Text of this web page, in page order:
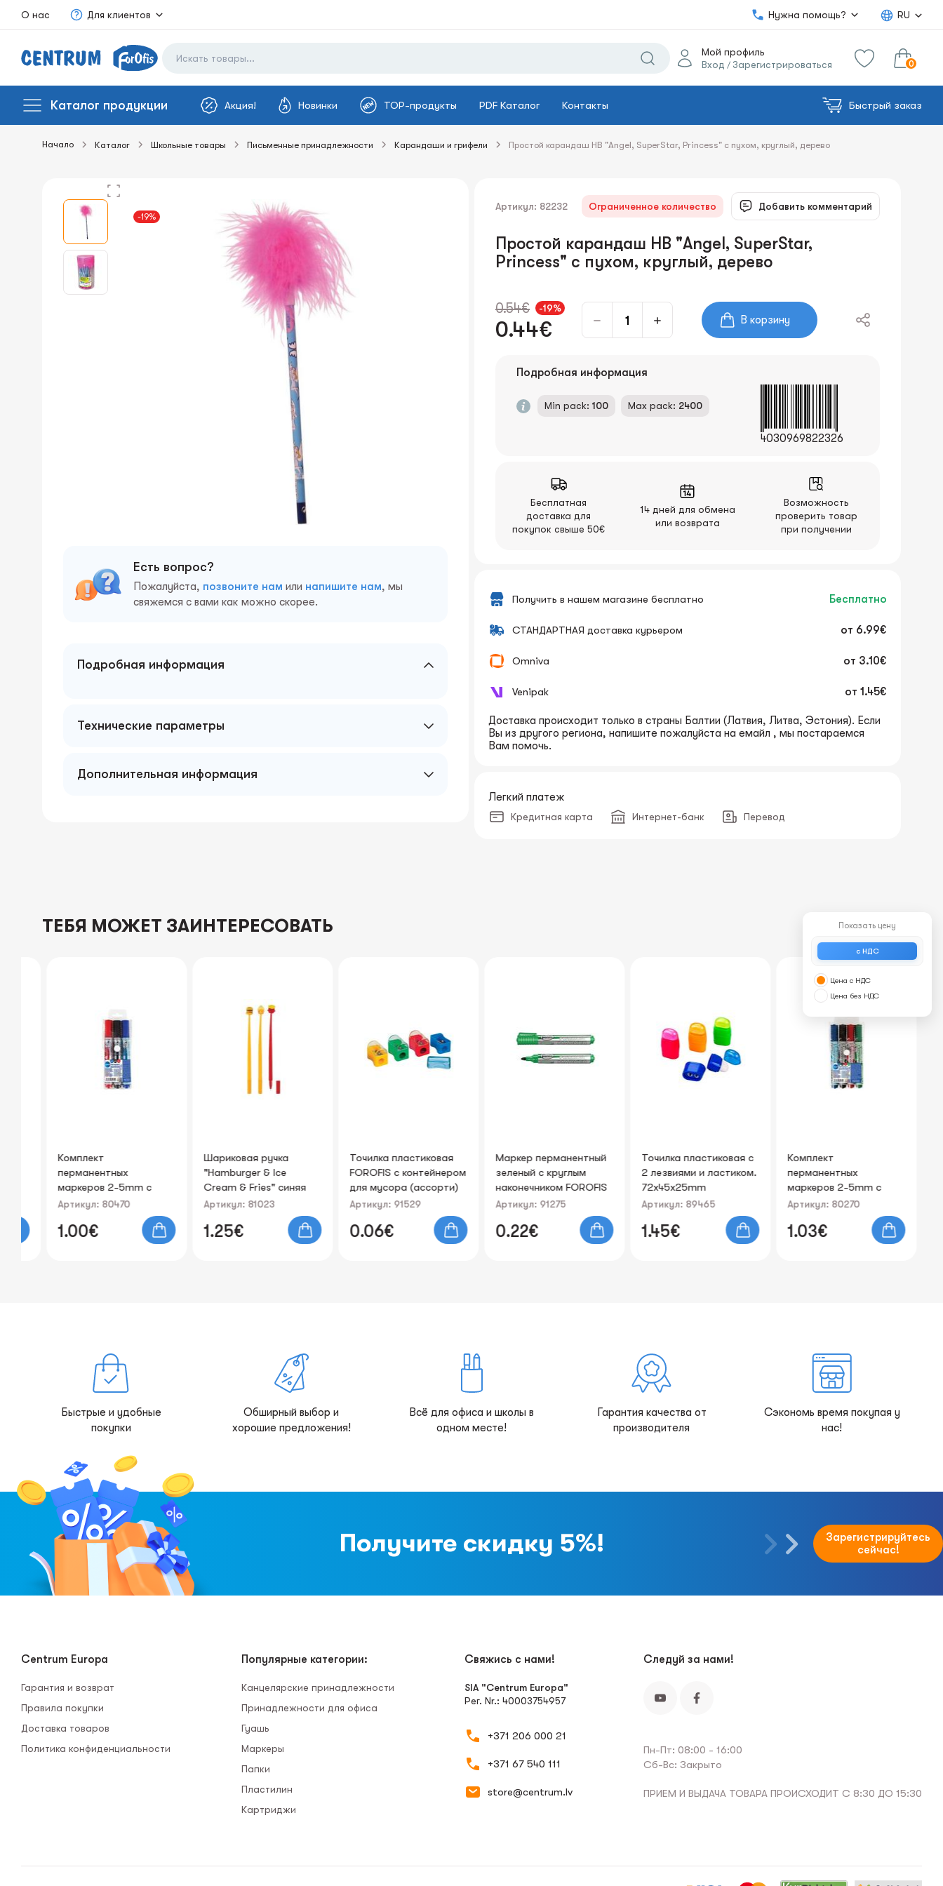
О нас Для клиентов Нужна помощь? RU
Мой профиль
Вход / Зарегистрироваться 0
Каталог продукции Акция! Новинки TOP-продукты PDF Каталог Контакты Быстрый заказ
Начало Каталог Школьные товары Письменные принадлежности Карандаши и грифели Простой карандаш HB "Angel, SuperStar, Princess" с пухом, круглый, дерево
-19%
Есть вопрос?
Пожалуйста, позвоните нам или напишите нам, мы
свяжемся с вами как можно скорее.
Подробная информация
Технические параметры
Дополнительная информация
Артикул: 82232 Ограниченное количество Добавить комментарий
Простой карандаш HB "Angel, SuperStar,
Princess" с пухом, круглый, дерево
0.54€ -19%
0.44€ В корзину
Подробная информация
Min pack: 100 Max pack: 2400
4030969822326
Бесплатная
доставка для
покупок свыше 50€
14 дней для обмена
или возврата
Возможность
проверить товар
при получении
Получить в нашем магазине бесплатно Бесплатно
СТАНДАРТНАЯ доставка курьером от 6.99€
Omniva от 3.10€
Venipak от 1.45€
Доставка происходит только в страны Балтии (Латвия, Литва, Эстония). Если
Вы из другого региона, напишите пожалуйста на емайл , мы постараемся
Вам помочь.
Легкий платеж
Кредитная карта Интернет-банк Перевод
ТЕБЯ МОЖЕТ ЗАИНТЕРЕСОВАТЬ
Комплект
перманентных
маркеров 2-5mm с
круглым наконечником
Артикул: 80470
1.00€
Шариковая ручка
"Hamburger & Ice
Cream & Fries" синяя
0.7mm
Артикул: 81023
1.25€
Точилка пластиковая
FOROFIS с контейнером
для мусора (ассорти)
Артикул: 91529
0.06€
Маркер перманентный
зеленый с круглым
наконечником FOROFIS
Артикул: 91275
0.22€
Точилка пластиковая с
2 лезвиями и ластиком.
72x45x25mm
Артикул: 89465
1.45€
Комплект
перманентных
маркеров 2-5mm с
круглым наконечником
Артикул: 80270
1.03€
Показать цену
с НДС
Цена с НДС
Цена без НДС
Быстрые и удобные
покупки
Обширный выбор и
хорошие предложения!
Всё для офиса и школы в
одном месте!
Гарантия качества от
производителя
Сэкономь время покупая у
нас!
Получите скидку 5%!
Зарегистрируйтесь
сейчас!
Centrum Europa
Гарантия и возврат
Правила покупки
Доставка товаров
Политика конфиденциальности
Популярные категории:
Канцелярские принадлежности
Принадлежности для офиса
Гуашь
Маркеры
Папки
Пластилин
Картриджи
Свяжись с нами!
SIA "Centrum Europa"
Рег. Nr.: 40003754957
+371 206 000 21
+371 67 540 111
store@centrum.lv
Следуй за нами!
Пн-Пт: 08:00 - 16:00
Сб-Вс: Закрыто
ПРИЕМ И ВЫДАЧА ТОВАРА ПРОИСХОДИТ С 8:30 ДО 15:30